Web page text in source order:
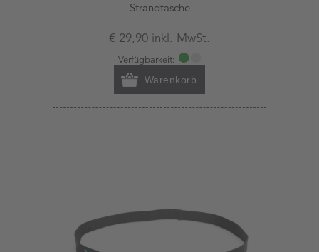
Strandtasche
€ 29,90 inkl. MwSt.
Verfügbarkeit:
Warenkorb